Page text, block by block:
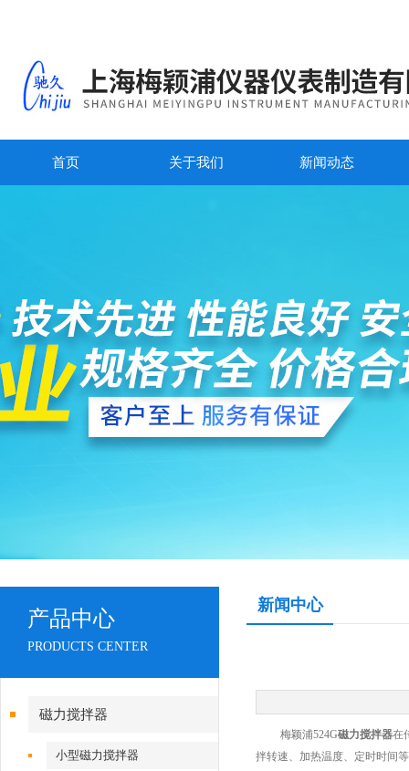
首页 关于我们 新闻动态
产品中心
PRODUCTS CENTER
磁力搅拌器
小型磁力搅拌器
新闻中心
梅颖浦524G磁力搅拌器在
拌转速、加热温度、定时时间